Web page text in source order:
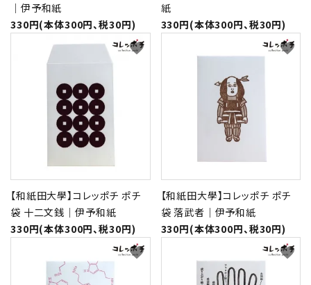
｜伊予和紙
330円(本体300円、税30円)
紙
330円(本体300円、税30円)
【和紙田大學】コレッポチ ポチ
袋 十二文銭｜伊予和紙
330円(本体300円、税30円)
favorite
【和紙田大學】コレッポチ ポチ
袋 落武者｜伊予和紙
330円(本体300円、税30円)
favorite
favorite favorite